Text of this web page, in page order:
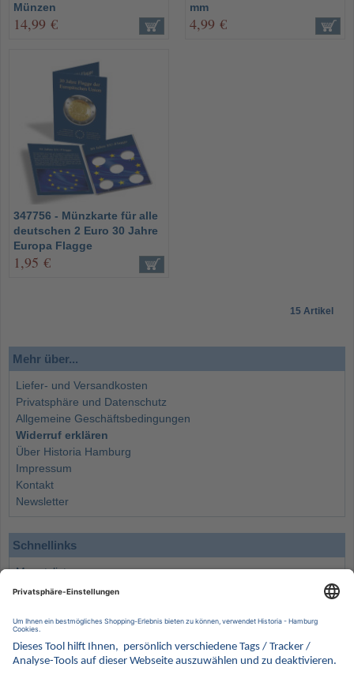
Münzen
14,99 €
mm
4,99 €
347756 - Münzkarte für alle
deutschen 2 Euro 30 Jahre
Europa Flagge
1,95 €
15 Artikel
Mehr über...
Liefer- und Versandkosten
Privatsphäre und Datenschutz
Allgemeine Geschäftsbedingungen
Widerruf erklären
Über Historia Hamburg
Impressum
Kontakt
Newsletter
Schnellinks
Monatsliste
Angebote
Wissenswertes
Kontakt